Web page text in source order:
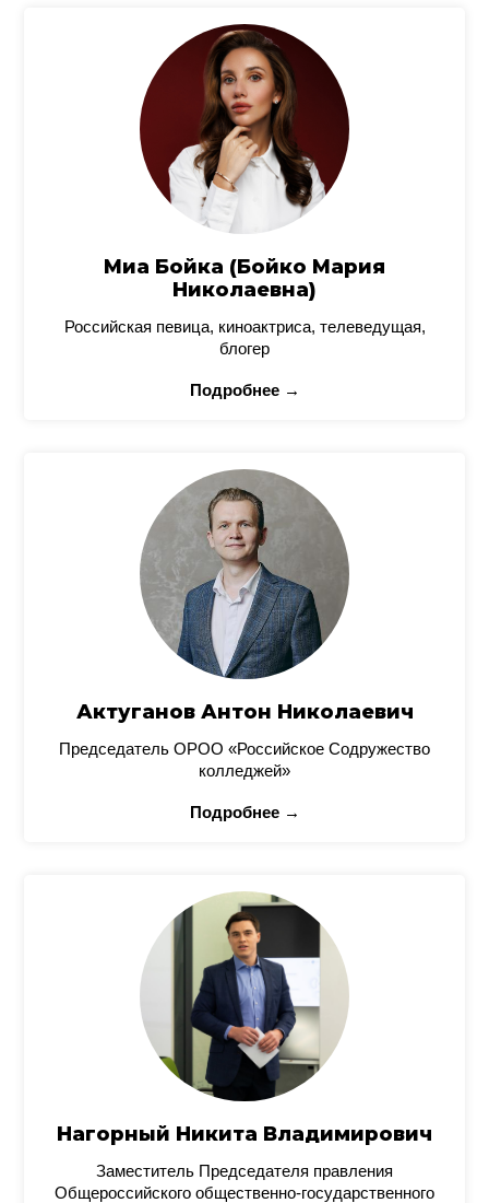
Миа Бойка (Бойко Мария
Николаевна)
Российская певица, киноактриса, телеведущая,
блогер
Подробнее →
Актуганов Антон Николаевич
Председатель ОРОО «Российское Содружество
колледжей»
Подробнее →
Нагорный Никита Владимирович
Заместитель Председателя правления
Общероссийского общественно-государственного